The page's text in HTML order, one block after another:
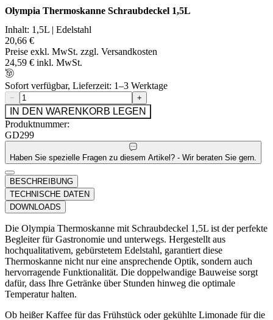
Olympia Thermoskanne Schraubdeckel 1,5L
Inhalt: 1,5L | Edelstahl
20,66 €
Preise exkl. MwSt. zzgl. Versandkosten
24,59 € inkl. MwSt.
Sofort verfügbar, Lieferzeit: 1–3 Werktage
− +
IN DEN WARENKORB LEGEN
Produktnummer:
GD299
Haben Sie spezielle Fragen zu diesem Artikel? - Wir beraten Sie gern.
BESCHREIBUNG
TECHNISCHE DATEN
DOWNLOADS
Die Olympia Thermoskanne mit Schraubdeckel 1,5L ist der perfekte
Begleiter für Gastronomie und unterwegs. Hergestellt aus
hochqualitativem, gebürstetem Edelstahl, garantiert diese
Thermoskanne nicht nur eine ansprechende Optik, sondern auch
hervorragende Funktionalität. Die doppelwandige Bauweise sorgt
dafür, dass Ihre Getränke über Stunden hinweg die optimale
Temperatur halten.
Ob heißer Kaffee für das Frühstück oder gekühlte Limonade für die